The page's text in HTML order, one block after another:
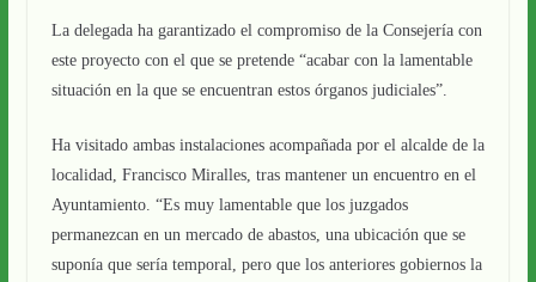
La delegada ha garantizado el compromiso de la Consejería con
este proyecto con el que se pretende “acabar con la lamentable
situación en la que se encuentran estos órganos judiciales”.
Ha visitado ambas instalaciones acompañada por el alcalde de la
localidad, Francisco Miralles, tras mantener un encuentro en el
Ayuntamiento. “Es muy lamentable que los juzgados
permanezcan en un mercado de abastos, una ubicación que se
suponía que sería temporal, pero que los anteriores gobiernos la